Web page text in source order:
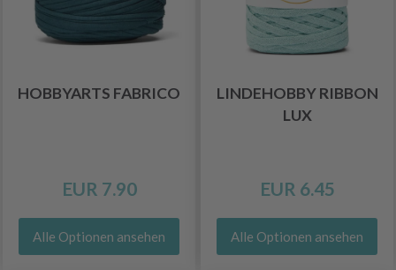
HOBBYARTS FABRICO
EUR 7.90
Alle Optionen ansehen
LINDEHOBBY RIBBON
LUX
EUR 6.45
Alle Optionen ansehen